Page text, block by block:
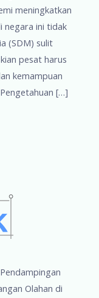
meningkatkan
negara ini tidak
(SDM) sulit
pesat harus
kemampuan
[…]
Olahan di